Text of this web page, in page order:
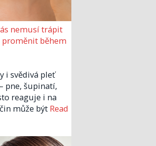
nemusí trápit
během
i svědivá pleť
pne, šupinatí,
reaguje i na
může být Read